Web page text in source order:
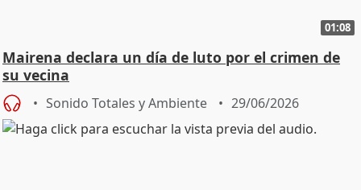
01:08
Mairena declara un día de luto por el crimen de
su vecina
Sonido Totales y Ambiente 29/06/2026